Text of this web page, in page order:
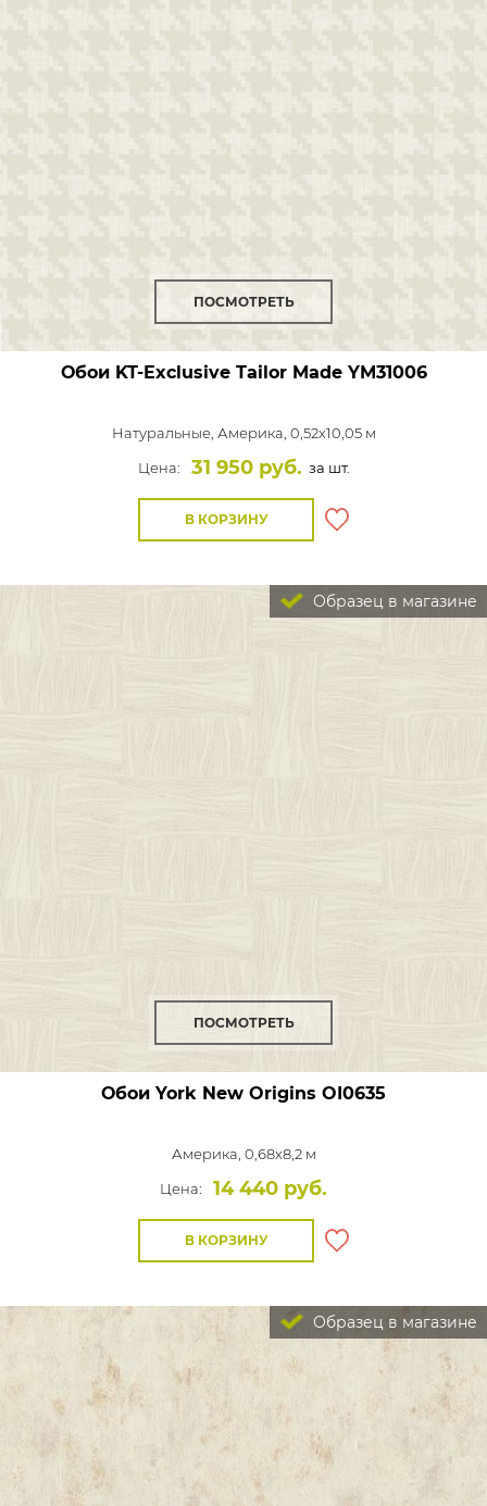
ПОСМОТРЕТЬ
Обои KT-Exclusive Tailor MadeYM31006
Натуральные, Америка, 0,52x10,05 м
Цена:
31 950 руб. за шт.
В КОРЗИНУ
Образец в магазине
ПОСМОТРЕТЬ
Обои York New Origins OI0635
Америка, 0,68x8,2 м
Цена:
14 440 руб.
В КОРЗИНУ
Образец в магазине